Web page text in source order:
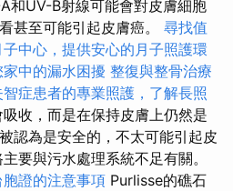
和UV-B射線可能會對皮膚細胞
甚至可能引起皮膚癌。 尋找值
子中心，提供安心的月子照護環
中的漏水困擾 整復與整骨治療
智症患者的專業照護，了解長照
收，而是在保持皮膚上仍然是
認為是安全的，不太可能引起皮
要與污水處理系統不足有關。
證的注意事項 Purlisse的礁石